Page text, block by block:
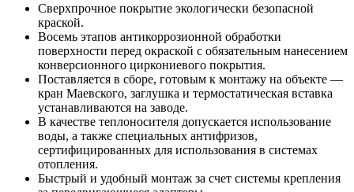
Сверхпрочное покрытие экологически безопасной
краской.
Восемь этапов антикоррозионной обработки
поверхности перед окраской с обязательным нанесением
конверсионного циркониевого покрытия.
Поставляется в сборе, готовым к монтажу на объекте —
кран Маевского, заглушка и термостатическая вставка
устанавливаются на заводе.
В качестве теплоносителя допускается использование
воды, а также специальных антифризов,
сертифицированных для использования в системах
отопления.
Быстрый и удобный монтаж за счет системы крепления